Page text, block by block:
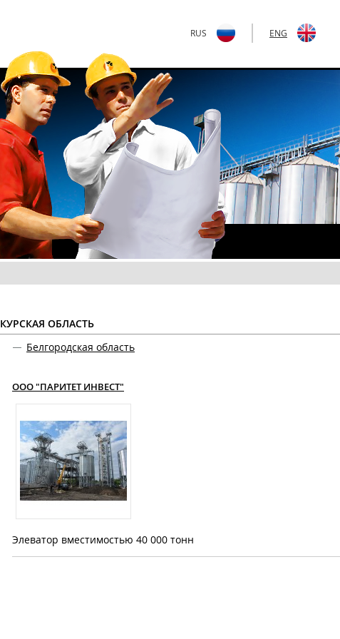
КУРСКАЯ ОБЛАСТЬ
Белгородская область
ООО "ПАРИТЕТ ИНВЕСТ"
Элеватор вместимостью 40 000 тонн
RUS ENG